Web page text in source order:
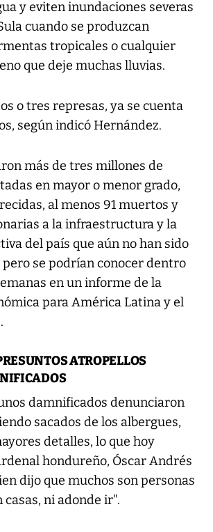
y eviten inundaciones severas
cuando se produzcan
tropicales o cualquier
que deje muchas lluvias.
o tres represas, ya se cuenta
según indicó Hernández.
más de tres millones de
en mayor o menor grado,
al menos 91 muertos y
a la infraestructura y la
del país que aún no han sido
se podrían conocer dentro
en un informe de la
para América Latina y el
ATROPELLOS
damnificados denunciaron
sacados de los albergues,
detalles, lo que hoy
hondureño, Óscar Andrés
dijo que muchos son personas
ni adonde ir".